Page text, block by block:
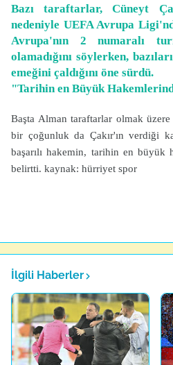
Bazı taraftarlar, Cüneyt
nedeniyle UEFA Avrupa
Avrupa'nın 2 numaralı
olamadığını söylerken,
emeğini çaldığını öne sürdü.
"Tarihin en Büyük
Başta Alman taraftarlar olmak
bir çoğunluk da Çakır'ın verdiği
başarılı hakemin, tarihin en büyük
belirtti. kaynak: hürriyet spor
İlgili Haberler